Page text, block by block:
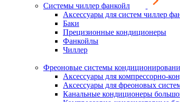
Системы чиллер фанкойл
Аксессуары для систем чиллер
Баки
Прецизионные кондиционеры
Фанкойлы
Чиллер
Фреоновые системы
Аксессуары для компрессорно-
Аксессуары для фреоновых
Канальные кондиционеры